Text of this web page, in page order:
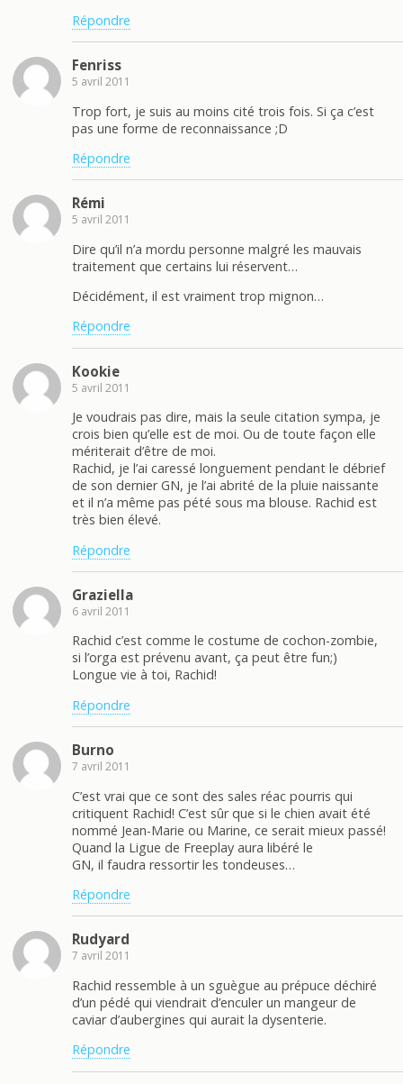
Répondre
Fenriss
5 avril 2011
Trop fort, je suis au moins cité trois fois. Si ça c’est
pas une forme de reconnaissance ;D
Répondre
Rémi
5 avril 2011
Dire qu’il n’a mordu personne malgré les mauvais
traitement que certains lui réservent…
Décidément, il est vraiment trop mignon…
Répondre
Kookie
5 avril 2011
Je voudrais pas dire, mais la seule citation sympa, je
crois bien qu’elle est de moi. Ou de toute façon elle
mériterait d’être de moi.
Rachid, je l’ai caressé longuement pendant le débrief
de son dernier GN, je l’ai abrité de la pluie naissante
et il n’a même pas pété sous ma blouse. Rachid est
très bien élevé.
Répondre
Graziella
6 avril 2011
Rachid c’est comme le costume de cochon-zombie,
si l’orga est prévenu avant, ça peut être fun;)
Longue vie à toi, Rachid!
Répondre
Burno
7 avril 2011
C’est vrai que ce sont des sales réac pourris qui
critiquent Rachid! C’est sûr que si le chien avait été
nommé Jean-Marie ou Marine, ce serait mieux passé!
Quand la Ligue de Freeplay aura libéré le
GN, il faudra ressortir les tondeuses…
Répondre
Rudyard
7 avril 2011
Rachid ressemble à un sguègue au prépuce déchiré
d’un pédé qui viendrait d’enculer un mangeur de
caviar d’aubergines qui aurait la dysenterie.
Répondre